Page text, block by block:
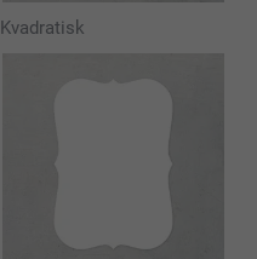
Kvadratisk